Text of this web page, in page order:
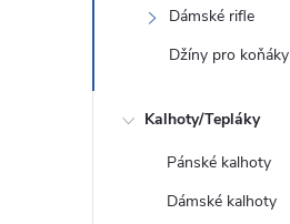
Dámské rifle
Džíny pro koňáky
Kalhoty/Tepláky
Pánské kalhoty
Dámské kalhoty